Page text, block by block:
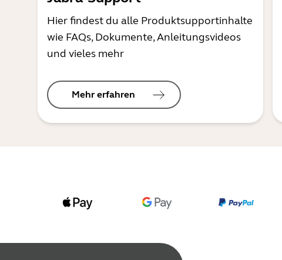
Hier findest du alle Produktsupportinhalte
wie FAQs, Dokumente, Anleitungsvideos
und vieles mehr
Mehr erfahren